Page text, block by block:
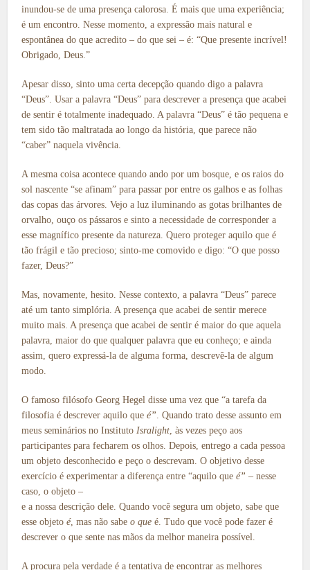
inundou-se de uma presença calorosa. É mais que uma experiência;
é um encontro. Nesse momento, a expressão mais natural e
espontânea do que acredito – do que sei – é: “Que presente incrível!
Obrigado, Deus.”
Apesar disso, sinto uma certa decepção quando digo a palavra
“Deus”. Usar a palavra “Deus” para descrever a presença que acabei
de sentir é totalmente inadequado. A palavra “Deus” é tão pequena e
tem sido tão maltratada ao longo da história, que parece não
“caber” naquela vivência.
A mesma coisa acontece quando ando por um bosque, e os raios do
sol nascente “se afinam” para passar por entre os galhos e as folhas
das copas das árvores. Vejo a luz iluminando as gotas brilhantes de
orvalho, ouço os pássaros e sinto a necessidade de corresponder a
esse magnífico presente da natureza. Quero proteger aquilo que é
tão frágil e tão precioso; sinto-me comovido e digo: “O que posso
fazer, Deus?”
Mas, novamente, hesito. Nesse contexto, a palavra “Deus” parece
até um tanto simplória. A presença que acabei de sentir merece
muito mais. A presença que acabei de sentir é maior do que aquela
palavra, maior do que qualquer palavra que eu conheço; e ainda
assim, quero expressá-la de alguma forma, descrevê-la de algum
modo.
O famoso filósofo Georg Hegel disse uma vez que “a tarefa da
filosofia é descrever aquilo queé” . Quando trato desse assunto em
meus seminários no Instituto Isralight , às vezes peço aos
participantes para fecharem os olhos. Depois, entrego a cada pessoa
um objeto desconhecido e peço o descrevam. O objetivo desse
exercício é experimentar a diferença entre “aquilo queé” – nesse
caso, o objeto –
e a nossa descrição dele. Quando você segura um objeto, sabe que
esse objetoé, mas não sabeo que é. Tudo que você pode fazer é
descrever o que sente nas mãos da melhor maneira possível.
A procura pela verdade é a tentativa de encontrar as melhores